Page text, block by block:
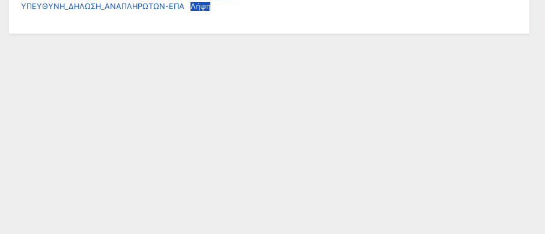
ΥΠΕΥΘΥΝΗ_ΔΗΛΩΣΗ_ΑΝΑΠΛΗΡΩΤΩΝ-ΕΠΑ
Λήψη